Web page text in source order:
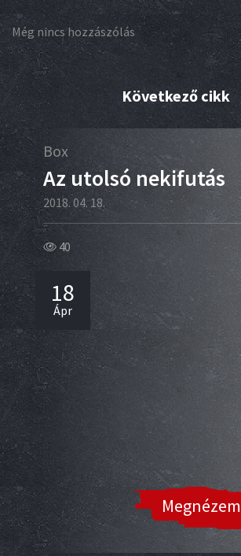
Még nincs hozzászólás
Következő cikk
Megnézem
Box
Az utolsó nekifutás
2018. 04. 18.
40
18
Ápr